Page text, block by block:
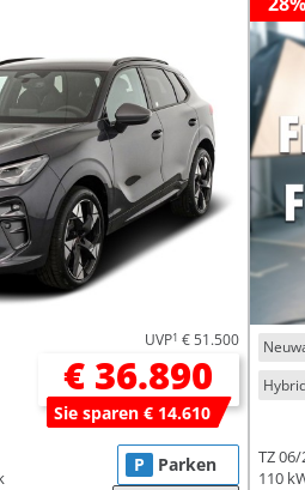
UVP1 € 51.500
€ 36.890
Sie sparen € 14.610
P Parken TZ
110